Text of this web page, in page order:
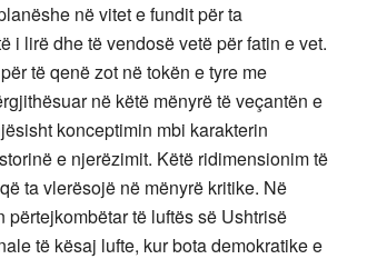
në vitet e fundit për ta
i lirë dhe të vendosë vetë për fatin e vet.
të qenë zot në tokën e tyre me
në këtë mënyrë të veçantën e
konceptimin mbi karakterin
e njerëzimit. Këtë ridimensionim të
ta vlerësojë në mënyrë kritike. Në
të luftës së Ushtrisë
të kësaj lufte, kur bota demokratike e